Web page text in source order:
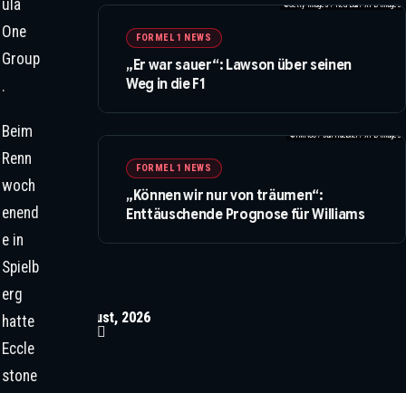
ula
One
Group
.
Beim
Renn
woch
enend
e in
Spielb
erg
hatte
Eccle
stone
©Getty Images / Red Bull / XPB Images
FORMEL 1 NEWS
„Er war sauer“: Lawson über seinen
Weg in die F1
©IMAGO / Jan Huebner / XPB Images
FORMEL 1 NEWS
„Können wir nur von träumen“:
Enttäuschende Prognose für Williams
August, 2026